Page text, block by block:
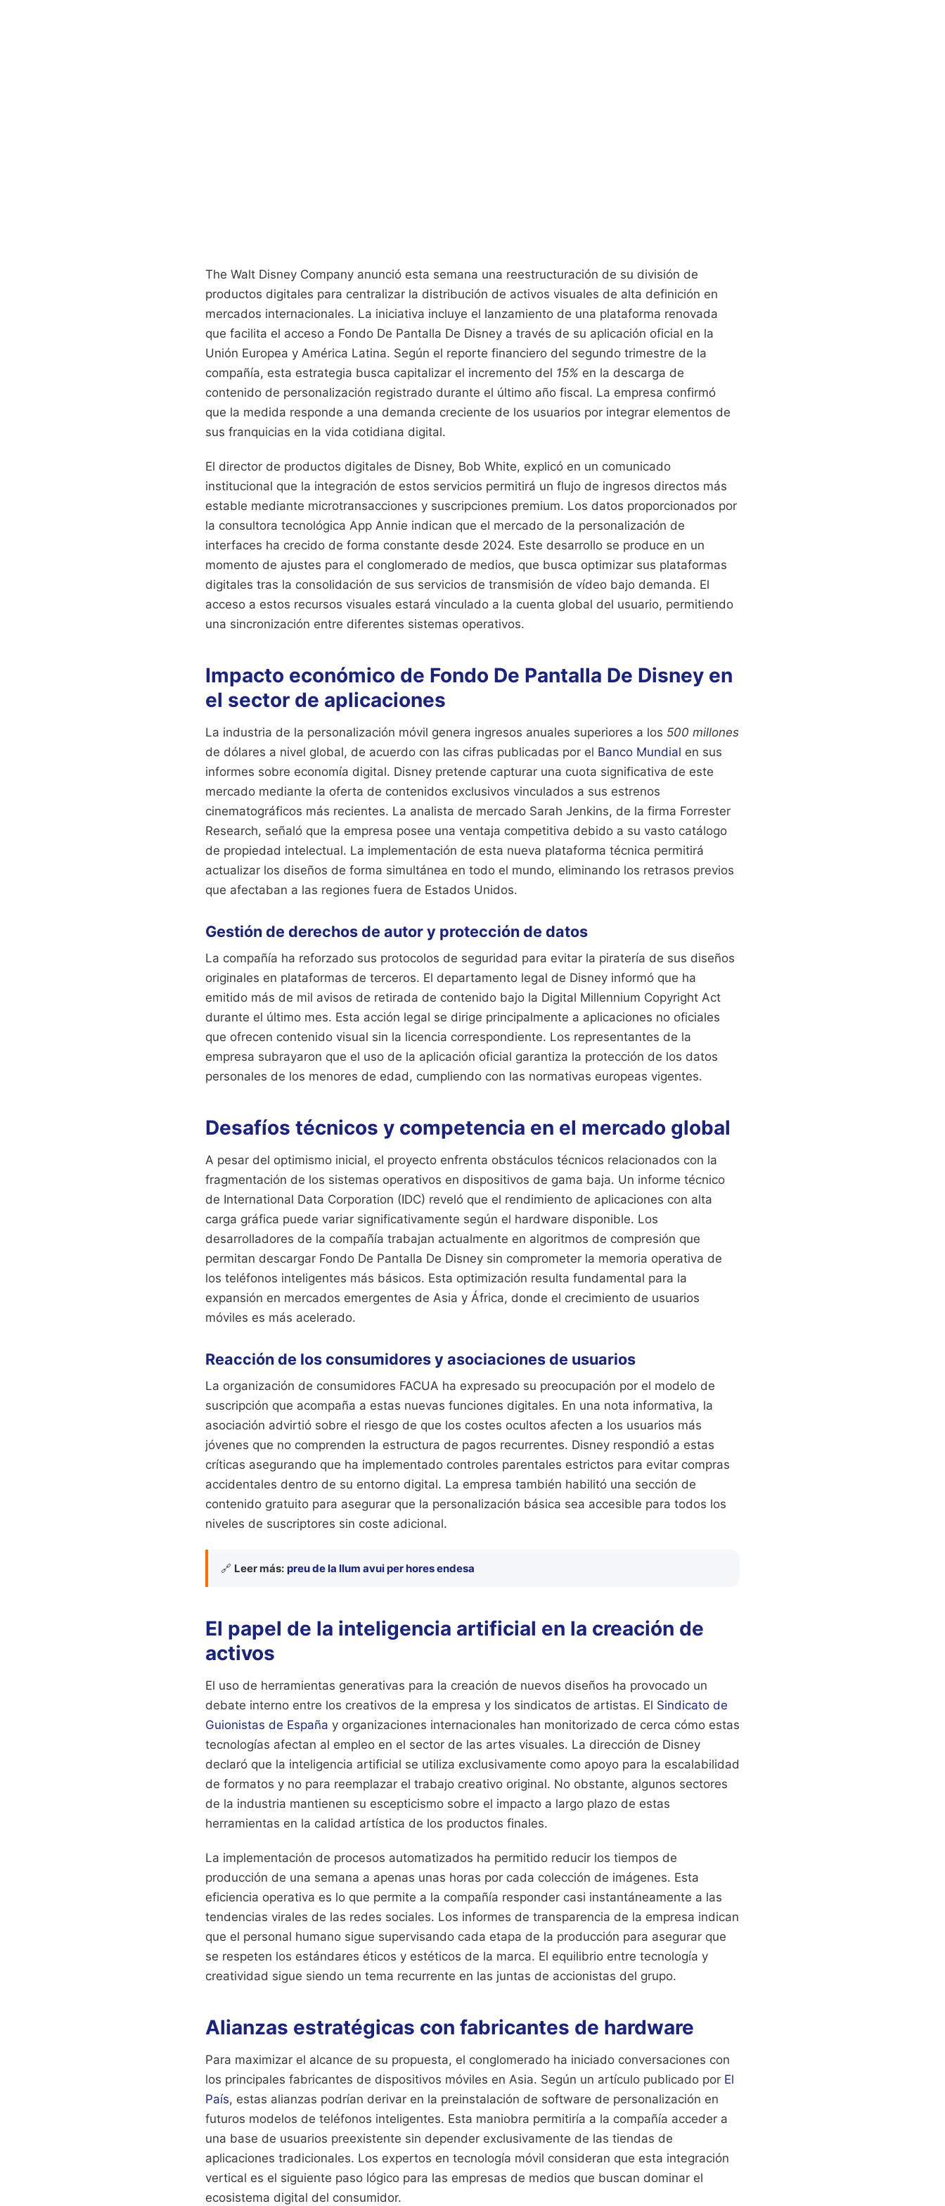
The Walt Disney Company anunció esta semana una reestructuración de su división de
productos digitales para centralizar la distribución de activos visuales de alta definición en
mercados internacionales. La iniciativa incluye el lanzamiento de una plataforma renovada
que facilita el acceso a Fondo De Pantalla De Disney a través de su aplicación oficial en la
Unión Europea y América Latina. Según el reporte financiero del segundo trimestre de la
compañía, esta estrategia busca capitalizar el incremento del 15% en la descarga de
contenido de personalización registrado durante el último año fiscal. La empresa confirmó
que la medida responde a una demanda creciente de los usuarios por integrar elementos de
sus franquicias en la vida cotidiana digital.
El director de productos digitales de Disney, Bob White, explicó en un comunicado
institucional que la integración de estos servicios permitirá un flujo de ingresos directos más
estable mediante microtransacciones y suscripciones premium. Los datos proporcionados por
la consultora tecnológica App Annie indican que el mercado de la personalización de
interfaces ha crecido de forma constante desde 2024. Este desarrollo se produce en un
momento de ajustes para el conglomerado de medios, que busca optimizar sus plataformas
digitales tras la consolidación de sus servicios de transmisión de vídeo bajo demanda. El
acceso a estos recursos visuales estará vinculado a la cuenta global del usuario, permitiendo
una sincronización entre diferentes sistemas operativos.
Impacto económico de Fondo De Pantalla De Disney en
el sector de aplicaciones
La industria de la personalización móvil genera ingresos anuales superiores a los 500 millones
de dólares a nivel global, de acuerdo con las cifras publicadas por el Banco Mundial en sus
informes sobre economía digital. Disney pretende capturar una cuota significativa de este
mercado mediante la oferta de contenidos exclusivos vinculados a sus estrenos
cinematográficos más recientes. La analista de mercado Sarah Jenkins, de la firma Forrester
Research, señaló que la empresa posee una ventaja competitiva debido a su vasto catálogo
de propiedad intelectual. La implementación de esta nueva plataforma técnica permitirá
actualizar los diseños de forma simultánea en todo el mundo, eliminando los retrasos previos
que afectaban a las regiones fuera de Estados Unidos.
Gestión de derechos de autor y protección de datos
La compañía ha reforzado sus protocolos de seguridad para evitar la piratería de sus diseños
originales en plataformas de terceros. El departamento legal de Disney informó que ha
emitido más de mil avisos de retirada de contenido bajo la Digital Millennium Copyright Act
durante el último mes. Esta acción legal se dirige principalmente a aplicaciones no oficiales
que ofrecen contenido visual sin la licencia correspondiente. Los representantes de la
empresa subrayaron que el uso de la aplicación oficial garantiza la protección de los datos
personales de los menores de edad, cumpliendo con las normativas europeas vigentes.
Desafíos técnicos y competencia en el mercado global
A pesar del optimismo inicial, el proyecto enfrenta obstáculos técnicos relacionados con la
fragmentación de los sistemas operativos en dispositivos de gama baja. Un informe técnico
de International Data Corporation (IDC) reveló que el rendimiento de aplicaciones con alta
carga gráfica puede variar significativamente según el hardware disponible. Los
desarrolladores de la compañía trabajan actualmente en algoritmos de compresión que
permitan descargar Fondo De Pantalla De Disney sin comprometer la memoria operativa de
los teléfonos inteligentes más básicos. Esta optimización resulta fundamental para la
expansión en mercados emergentes de Asia y África, donde el crecimiento de usuarios
móviles es más acelerado.
Reacción de los consumidores y asociaciones de usuarios
La organización de consumidores FACUA ha expresado su preocupación por el modelo de
suscripción que acompaña a estas nuevas funciones digitales. En una nota informativa, la
asociación advirtió sobre el riesgo de que los costes ocultos afecten a los usuarios más
jóvenes que no comprenden la estructura de pagos recurrentes. Disney respondió a estas
críticas asegurando que ha implementado controles parentales estrictos para evitar compras
accidentales dentro de su entorno digital. La empresa también habilitó una sección de
contenido gratuito para asegurar que la personalización básica sea accesible para todos los
niveles de suscriptores sin coste adicional.
🔗 Leer más: preu de la llum avui per hores endesa
El papel de la inteligencia artificial en la creación de
activos
El uso de herramientas generativas para la creación de nuevos diseños ha provocado un
debate interno entre los creativos de la empresa y los sindicatos de artistas. El Sindicato de
Guionistas de España y organizaciones internacionales han monitorizado de cerca cómo estas
tecnologías afectan al empleo en el sector de las artes visuales. La dirección de Disney
declaró que la inteligencia artificial se utiliza exclusivamente como apoyo para la escalabilidad
de formatos y no para reemplazar el trabajo creativo original. No obstante, algunos sectores
de la industria mantienen su escepticismo sobre el impacto a largo plazo de estas
herramientas en la calidad artística de los productos finales.
La implementación de procesos automatizados ha permitido reducir los tiempos de
producción de una semana a apenas unas horas por cada colección de imágenes. Esta
eficiencia operativa es lo que permite a la compañía responder casi instantáneamente a las
tendencias virales de las redes sociales. Los informes de transparencia de la empresa indican
que el personal humano sigue supervisando cada etapa de la producción para asegurar que
se respeten los estándares éticos y estéticos de la marca. El equilibrio entre tecnología y
creatividad sigue siendo un tema recurrente en las juntas de accionistas del grupo.
Alianzas estratégicas con fabricantes de hardware
Para maximizar el alcance de su propuesta, el conglomerado ha iniciado conversaciones con
los principales fabricantes de dispositivos móviles en Asia. Según un artículo publicado por El
País, estas alianzas podrían derivar en la preinstalación de software de personalización en
futuros modelos de teléfonos inteligentes. Esta maniobra permitiría a la compañía acceder a
una base de usuarios preexistente sin depender exclusivamente de las tiendas de
aplicaciones tradicionales. Los expertos en tecnología móvil consideran que esta integración
vertical es el siguiente paso lógico para las empresas de medios que buscan dominar el
ecosistema digital del consumidor.